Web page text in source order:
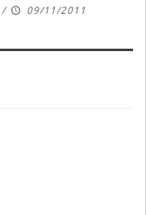
/
09/11/2011